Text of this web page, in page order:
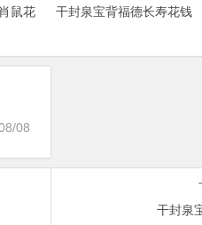
鼠花 干封泉宝背福德长寿花钱
08
干封泉